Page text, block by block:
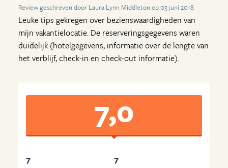
Review geschreven door Laura Lynn Middleton op 03 juni 2018
Leuke tips gekregen over bezienswaardigheden van
mijn vakantielocatie. De reserveringsgegevens waren
duidelijk (hotelgegevens, informatie over de lengte van
het verblijf, check-in en check-out informatie).
7,0
7 7